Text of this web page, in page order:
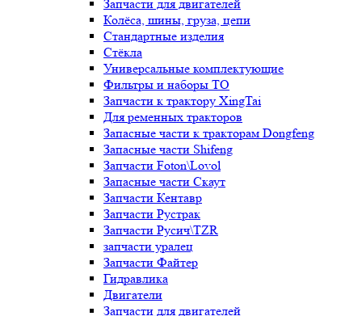
Запчасти для двигателей
Колёса, шины, груза, цепи
Стандартные изделия
Стёкла
Универсальные комплектующие
Фильтры и наборы ТО
Запчасти к трактору XingTai
Для ременных тракторов
Запасные части к тракторам Dongfeng
Запасные части Shifeng
Запчасти Foton\Lovol
Запасные части Скаут
Запчасти Кентавр
Запчасти Рустрак
Запчасти Русич\TZR
запчасти уралец
Запчасти Файтер
Гидравлика
Двигатели
Запчасти для двигателей